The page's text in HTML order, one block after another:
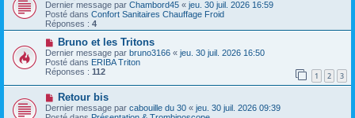
g
e
u
m
e
s
a
g
e
u
v
e
a
u
m
e
s
s
a
g
e
Dernier message par Chambord45 « jeu. 30 juil. 2026 16:59
Posté dans Confort Sanitaires Chauffage Froid
Réponses : 4
N
o
u
v
e
a
m
e
Bruno et les Tritons
Dernier message par bruno3166 « jeu. 30 juil. 2026 16:50
Posté dans ERIBA Triton
Réponses : 112 1 2 3
N
o
u
Retour bis
Dernier message par cabouille du 30 « jeu. 30 juil. 2026 09:39